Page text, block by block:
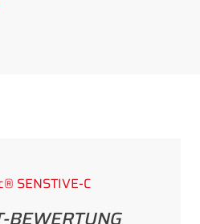
SENSTIVE-C